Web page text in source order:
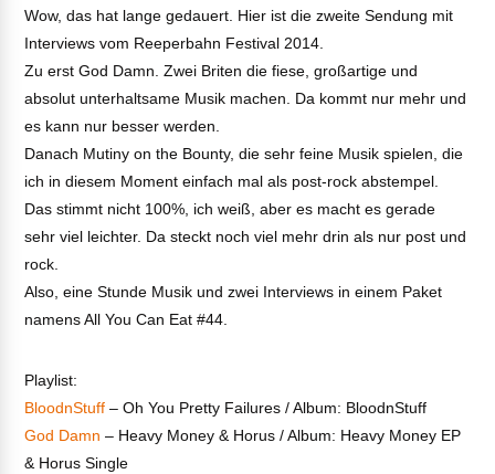
Wow, das hat lange gedauert. Hier ist die zweite Sendung mit
Interviews vom Reeperbahn Festival 2014.
Zu erst God Damn. Zwei Briten die fiese, großartige und
absolut unterhaltsame Musik machen. Da kommt nur mehr und
es kann nur besser werden.
Danach Mutiny on the Bounty, die sehr feine Musik spielen, die
ich in diesem Moment einfach mal als post-rock abstempel.
Das stimmt nicht 100%, ich weiß, aber es macht es gerade
sehr viel leichter. Da steckt noch viel mehr drin als nur post und
rock.
Also, eine Stunde Musik und zwei Interviews in einem Paket
namens All You Can Eat #44.
Playlist:
BloodnStuff – Oh You Pretty Failures / Album: BloodnStuff
God Damn – Heavy Money & Horus / Album: Heavy Money EP
& Horus Single